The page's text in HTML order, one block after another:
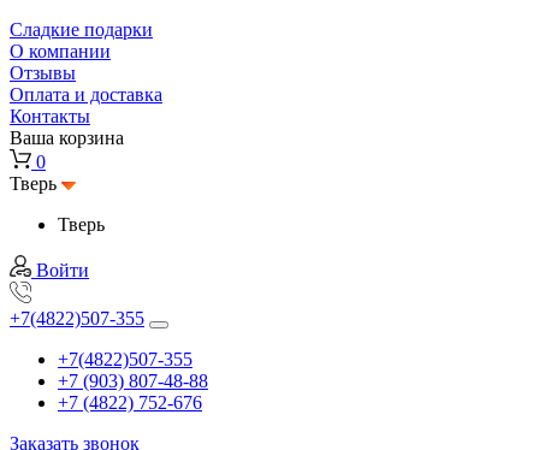
Сладкие подарки
О компании
Отзывы
Оплата и доставка
Контакты
Ваша корзина
0
Тверь
Тверь
Войти
+7(4822)507-355
+7(4822)507-355
+7 (903) 807-48-88
+7 (4822) 752-676
Заказать звонок